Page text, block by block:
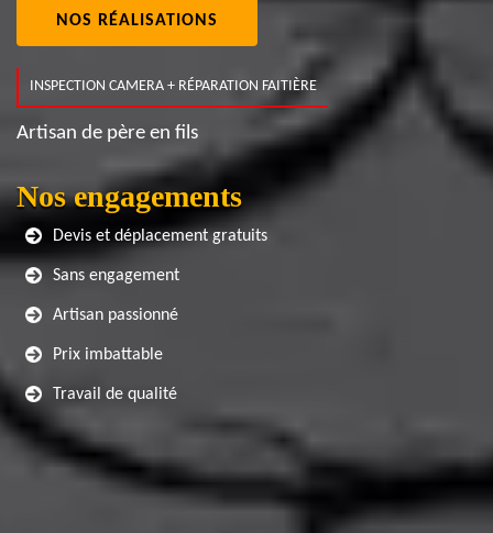
NOS RÉALISATIONS
INSPECTION CAMERA + RÉPARATION FAITIÈRE
Artisan de père en fils
Nos engagements
Devis et déplacement gratuits
Sans engagement
Artisan passionné
Prix imbattable
Travail de qualité